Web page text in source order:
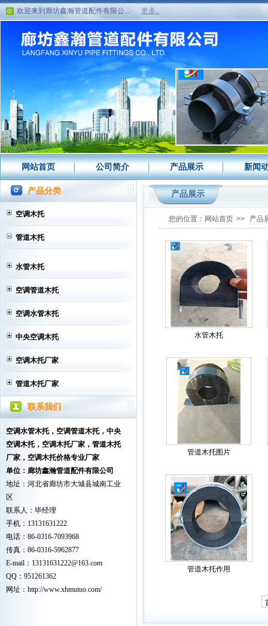
欢迎来到廊坊鑫瀚管道配件有限公...
欢迎来到廊坊鑫瀚管道配件有限公...
更多..
网站首页 公司简介 产品展示 新闻
产品分类
空调木托
管道木托
水管木托
空调管道木托
空调水管木托
中央空调木托
空调木托厂家
管道木托厂家
联系我们
空调水管木托，空调管道木托，中央
空调木托，空调木托厂家，管道木托
厂家，空调木托价格专业厂家
单位：廊坊鑫瀚管道配件有限公司
地址：河北省廊坊市大城县城南工业
区
联系人：毕经理
手机：13131631222
电话：86-0316-7093968
传真：86-0316-5962877
E-mail： 13131631222@163.com
QQ：951261362
网址： http://www.xhmutuo.com/
产品展示
您的位置： 网站首页 >> 产品
水管木托
管道木托图片
管道木托作用